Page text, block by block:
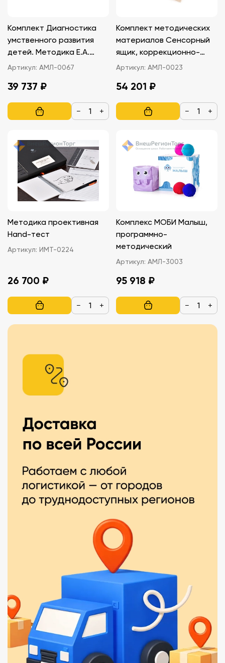
Комплект Диагностика
умственного развития
детей. Методика Е.А.
Стребелевой
Артикул: АМЛ-0067
39 737 ₽
− +
Комплект методических
материалов Сенсорный
ящик, коррекционно-
развивающий
Артикул: АМЛ-0023
54 201 ₽
− +
Методика проективная
Hand-тест
Артикул: ИМТ-0224
26 700 ₽
− +
Комплекс МОБИ Малыш,
программно-
методический
Артикул: АМЛ-3003
95 918 ₽
− +